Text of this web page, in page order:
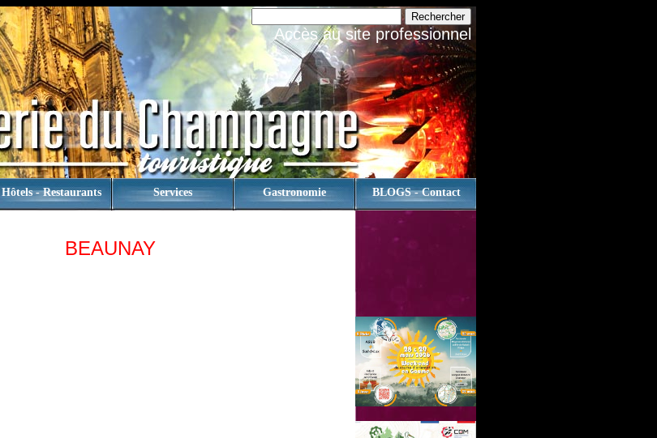
Accès au site professionnel
Hôtels - Restaurants Services Gastronomie BLOGS - Contact
BEAUNAY